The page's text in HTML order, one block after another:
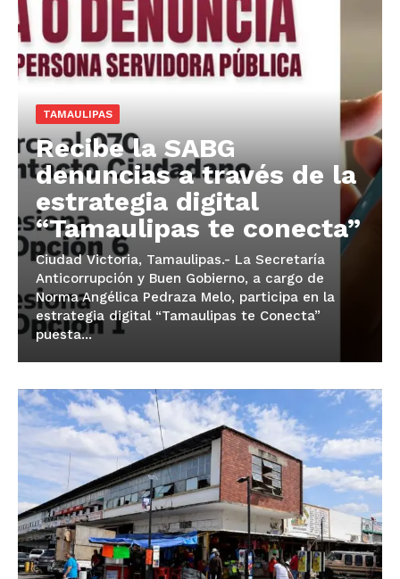
TAMAULIPAS
Recibe la SABG
denuncias a través de la
estrategia digital
“Tamaulipas te conecta”
Ciudad Victoria, Tamaulipas.- La Secretaría
Anticorrupción y Buen Gobierno, a cargo de
Norma Angélica Pedraza Melo, participa en la
estrategia digital “Tamaulipas te Conecta”
puesta...